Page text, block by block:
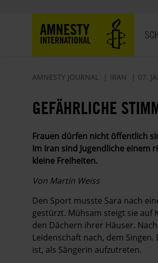
AMNESTY
INTERNATIONAL
AMNESTY JOURNAL IRAN 07.
GEFÄHRLICHE
Frauen dürfen nicht öffentlich
Im Iran sind Jugendliche einem
kleine Freiheiten.
Von Martin Weiss
Den Sport musste Sara nach
gestürzt. Mühsam steigt sie auf
den Dächern ihrer Häuser.
Leidenschaft nach, dem
ist, als Sängerin aufzutreten.